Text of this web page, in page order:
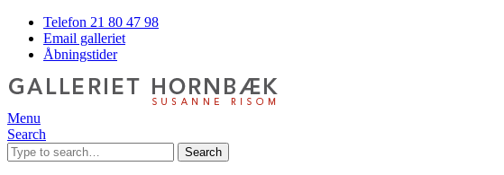
Telefon 21 80 47 98
Email galleriet
Åbningstider
Menu
Search
Search